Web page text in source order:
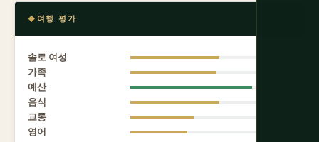
여행 평가
솔로 여성
가족
예산
음식
교통
영어